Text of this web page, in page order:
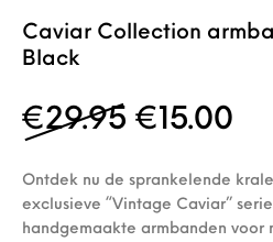
Caviar Collection
Black
€29.95 € 15.00
Ontdek nu de sprankelende
exclusieve “Vintage Caviar”
handgemaakte armbanden voor